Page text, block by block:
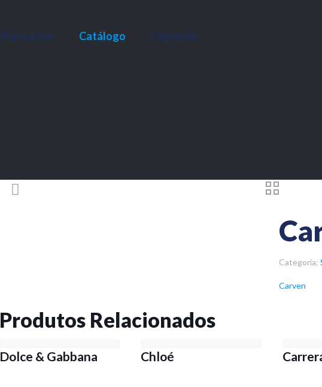
Marcações Catálogo Contacto
Categoria:
Carven
Produtos Relacionados
Dolce & Gabbana Chloé